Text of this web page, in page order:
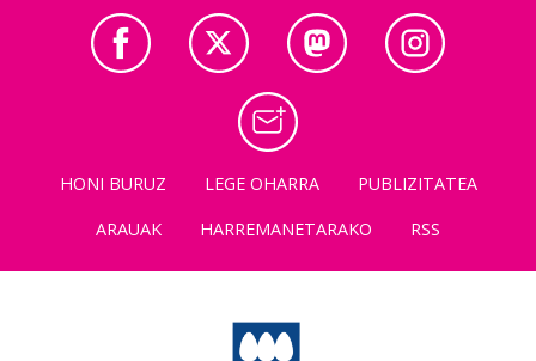
HONI BURUZ LEGE OHARRA
PUBLIZITATEA
ARAUAK
HARREMANETARAKO RSS